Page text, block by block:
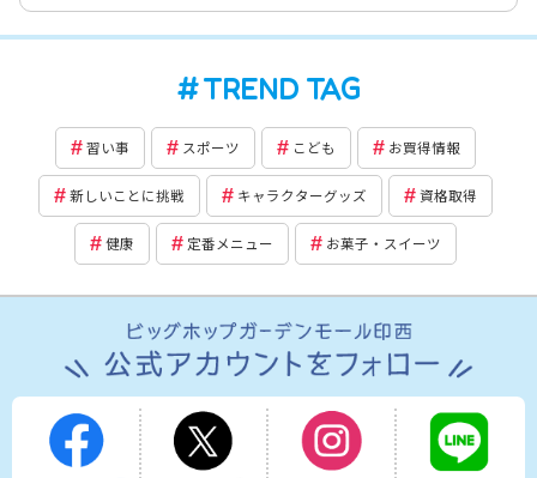
TREND TAG
習い事 スポーツ こども お買得情報
新しいことに挑戦 キャラクターグッズ 資格取得
健康 定番メニュー お菓子・スイーツ